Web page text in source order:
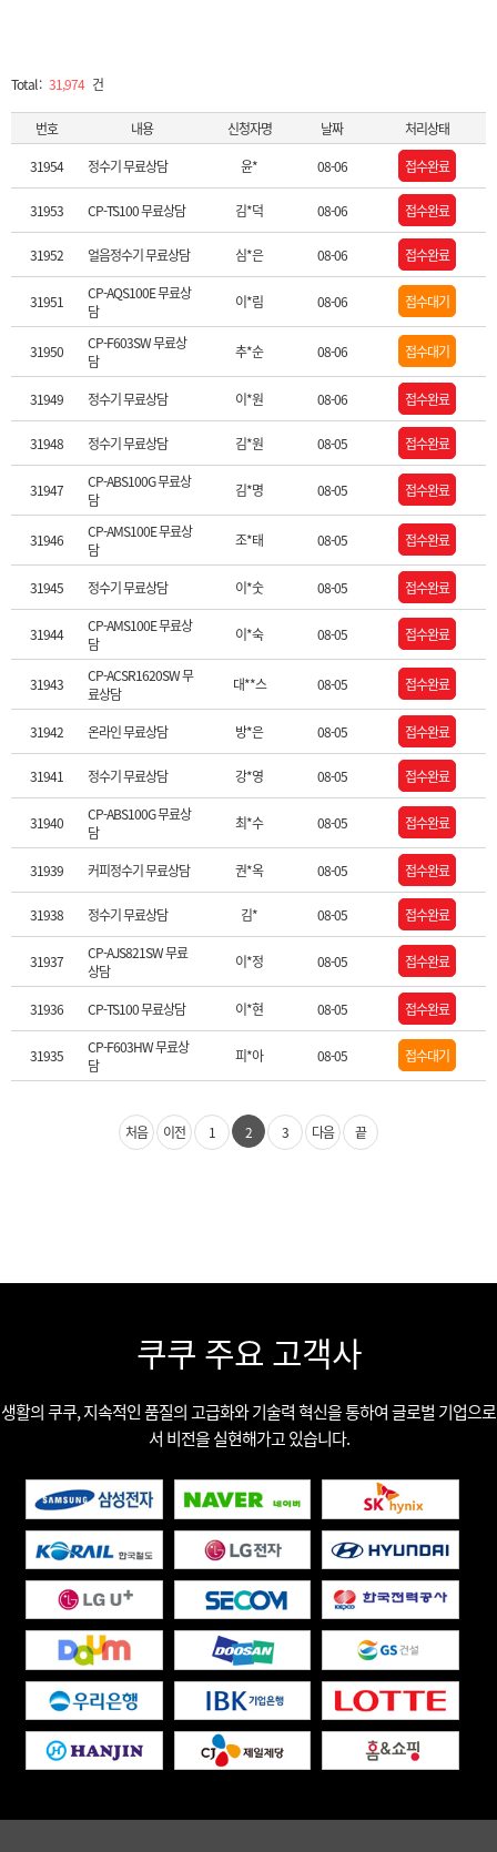
Total : 31,974 건
번호 내용 신청자명 날짜
처리상태
31954
정수기 무료상담 윤* 08-06 접수완료
31953 CP-TS100 무료상담 김*덕 08-06 접수완료
31952 얼음정수기 무료상담 심*은 08-06 접수완료
31951
CP-AQS100E 무료상
담
이*림 08-06 접수대기
31950
CP-F603SW 무료상
담
추*순 08-06 접수대기
31949 정수기 무료상담 이*원 08-06 접수완료
31948 정수기 무료상담 김*원 08-05 접수완료
31947
CP-ABS100G 무료상
담
김*명 08-05 접수완료
31946
CP-AMS100E 무료상
담
조*태 08-05 접수완료
31945 정수기 무료상담 이*숫 08-05 접수완료
31944
CP-AMS100E 무료상
담
이*숙 08-05 접수완료
31943
CP-ACSR1620SW 무
료상담
대**스 08-05 접수완료
31942 온라인 무료상담 방*은 08-05 접수완료
31941 정수기 무료상담 강*영 08-05 접수완료
31940
CP-ABS100G 무료상
담
최*수 08-05 접수완료
31939 커피정수기 무료상담 권*옥 08-05 접수완료
31938 정수기 무료상담 김* 08-05 접수완료
31937
CP-AJS821SW 무료
상담
이*정 08-05 접수완료
31936 CP-TS100 무료상담 이*현 08-05 접수완료
31935
CP-F603HW 무료상
담
피*아 08-05 접수대기
처음 이전 1 2 3 다음 끝
쿠쿠 주요 고객사
생활의 쿠쿠, 지속적인 품질의 고급화와 기술력 혁신을 통하여 글로벌 기업으로
서 비전을 실현해가고 있습니다.